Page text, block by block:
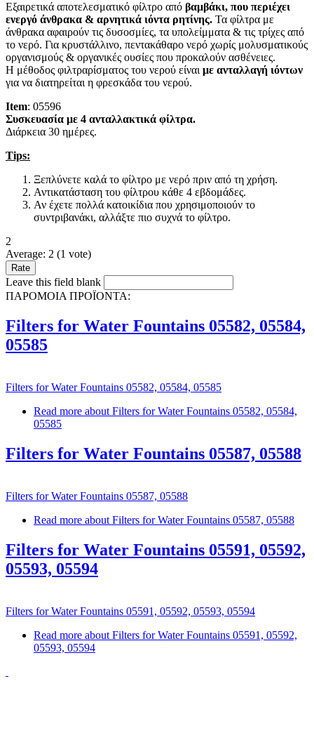
Εξαιρετικά αποτελεσματικό φίλτρο από βαμβάκι, που περιέχει
ενεργό άνθρακα & αρνητικά ιόντα ρητίνης. Τα φίλτρα με
άνθρακα αφαιρούν τις δυσοσμίες, τα υπολείμματα & τις τρίχες από
το νερό. Για κρυστάλλινο, πεντακάθαρο νερό χωρίς μολυσματικούς
οργανισμούς & οργανικές ουσίες που προκαλούν ασθένειες.
Η μέθοδος φιλτραρίσματος του νερού είναι με ανταλλαγή ιόντων
για να διατηρείται η φρεσκάδα του νερού.
Item: 05596
Συσκευασία με 4 ανταλλακτικά φίλτρα.
Διάρκεια 30 ημέρες.
Tips:
Ξεπλύνετε καλά το φίλτρο με νερό πριν από τη χρήση.
Αντικατάσταση του φίλτρου κάθε 4 εβδομάδες.
Αν έχετε πολλά κατοικίδια που χρησιμοποιούν το
συντριβανάκι, αλλάξτε πιο συχνά το φίλτρο.
2
Average: 2 (1 vote)
Leave this field blank
ΠΑΡΟΜΟΙΑ ΠΡΟΪΟΝΤΑ:
Filters for Water Fountains 05582, 05584,
05585
Filters for Water Fountains 05582, 05584, 05585
Read more about Filters for Water Fountains 05582, 05584,
05585
Filters for Water Fountains 05587, 05588
Filters for Water Fountains 05587, 05588
Read more about Filters for Water Fountains 05587, 05588
Filters for Water Fountains 05591, 05592,
05593, 05594
Filters for Water Fountains 05591, 05592, 05593, 05594
Read more about Filters for Water Fountains 05591, 05592,
05593, 05594